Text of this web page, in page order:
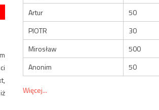
Artur
50
PIOTR
30
Mirosław
500
Anonim
50
Więcej...